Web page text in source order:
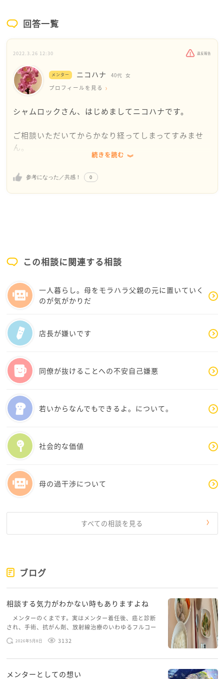
回答一覧
2022.3.26 12:30 違反報告
メンター ニコハナ 40代 女
プロフィールを見る
シャムロックさん、はじめましてニコハナです。
ご相談いただいてからかなり経ってしまってすみませ
ん。
その後何か変化はありましたか？
往復4時間かけての通勤！良く頑張っていますね。
そのような中、思ったような仕事が出来ずモチベーシ
になっていましたか？
もしかしたら、採用する側の希望とシャムロックさん
た。
契約社員ですか？先に採用されている方ですか？
い今の職場にいらっしゃるのか推測出来かねないです
が…
雇用だったり、先に雇用されている方だった場合、相
手のキャリアや年齢はあまり拘らずに対応された方が
良いと思います。
そして、気分的に面白くないかもしれませんが、キャ
リアは関係なく、相手の方が職場にとって要望する働
き方をしていて、それを評価されている可能性もあり
ます。
シャムロックさんの契約期間はいつまででしょうか？
あと数ヶ月なのであれば契約期間まで続けて、その後
側は、その辺りを突いてくると思いますので。
を感じているのであれば、表向きは通勤時間を理由に
して辞めるのも良いかと思います。
ご自分の心身の負担が軽減されて、ご自分の納得でき
続きを読む
参考になった／共感！ 0
この相談に関連する相談
一人暮らし。母をモラハラ父親の元に置いていく
のが気がかりだ
店長が嫌いです
同僚が抜けることへの不安自己嫌悪
若いからなんでもできるよ。について。
社会的な価値
母の過干渉について
すべての相談を見る
ブログ
相談する気力がわかない時もありますよね
メンターのくまです。実はメンター着任後、癌と診断
され、手術、抗がん剤、放射線治療のいわゆるフルコー
スを体験していて、しばらくメンターカフェに来られて
いませんでした。体力だけでなく、気力も落ちパソコン
2026年5月8日 3132
メンターとしての想い